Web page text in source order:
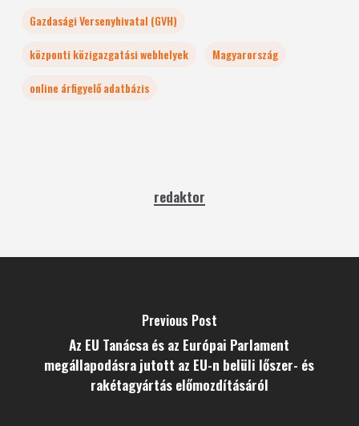
Gazdasági Versenyhivatal (GVH)
központi közigazgatási webhelyek
Magyarország
online árfigyelő adatbázis
redaktor
Previous Post
Az EU Tanácsa és az Európai Parlament
megállapodásra jutott az EU-n belüli lőszer- és
rakétagyártás előmozdításáról